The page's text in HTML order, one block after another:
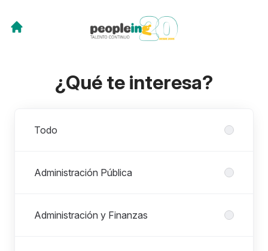
¿Qué te interesa?
Todo
Administración Pública
Administración y Finanzas